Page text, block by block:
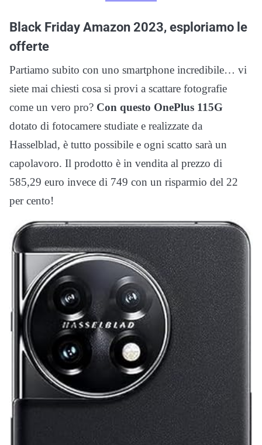
Black Friday Amazon 2023, esploriamo le
offerte
Partiamo subito con uno smartphone incredibile… vi
siete mai chiesti cosa si provi a scattare fotografie
come un vero pro? Con questo OnePlus 115G
dotato di fotocamere studiate e realizzate da
Hasselblad, è tutto possibile e ogni scatto sarà un
capolavoro. Il prodotto è in vendita al prezzo di
585,29 euro invece di 749 con un risparmio del 22
per cento!